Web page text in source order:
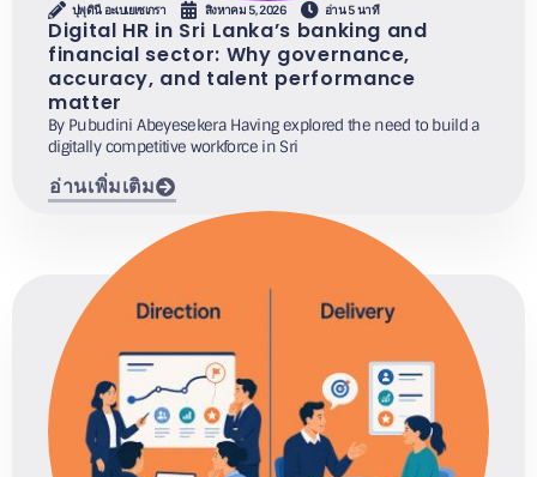
ปุพุดินี อะเบเยเซเกรา สิงหาคม 5, 2026 อ่าน 5 นาที
Digital HR in Sri Lanka’s banking and
financial sector: Why governance,
accuracy, and talent performance
matter
By Pubudini Abeyesekera Having explored the need to build a
digitally competitive workforce in Sri
อ่านเพิ่มเติม